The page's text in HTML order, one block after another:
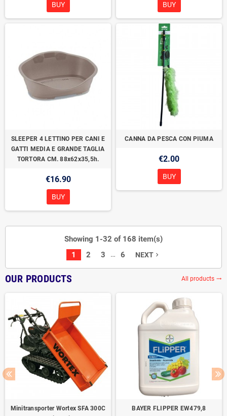
BUY BUY
SLEEPER 4 LETTINO PER CANI E
GATTI MEDIA E GRANDE TAGLIA
TORTORA CM. 88x62x35,5h.
€16.90
BUY
CANNA DA PESCA CON PIUMA
€2.00
BUY
Showing 1-32 of 168 item(s)
1
2 3 … 6 NEXT navigate_next
OUR PRODUCTS All products trending_flat
Minitransporter Wortex SFA 300C
BAYER FLIPPER EW479,8